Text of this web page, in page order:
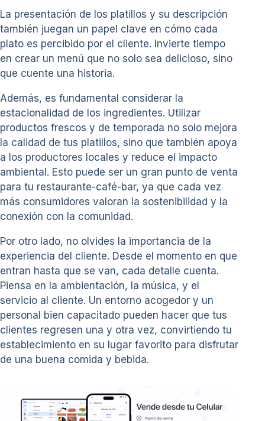
La presentación de los platillos y su descripción
también juegan un papel clave en cómo cada
plato es percibido por el cliente. Invierte tiempo
en crear un menú que no solo sea delicioso, sino
que cuente una historia.
Además, es fundamental considerar la
estacionalidad de los ingredientes. Utilizar
productos frescos y de temporada no solo mejora
la calidad de tus platillos, sino que también apoya
a los productores locales y reduce el impacto
ambiental. Esto puede ser un gran punto de venta
para tu restaurante-café-bar, ya que cada vez
más consumidores valoran la sostenibilidad y la
conexión con la comunidad.
Por otro lado, no olvides la importancia de la
experiencia del cliente. Desde el momento en que
entran hasta que se van, cada detalle cuenta.
Piensa en la ambientación, la música, y el
servicio al cliente. Un entorno acogedor y un
personal bien capacitado pueden hacer que tus
clientes regresen una y otra vez, convirtiendo tu
establecimiento en su lugar favorito para disfrutar
de una buena comida y bebida.